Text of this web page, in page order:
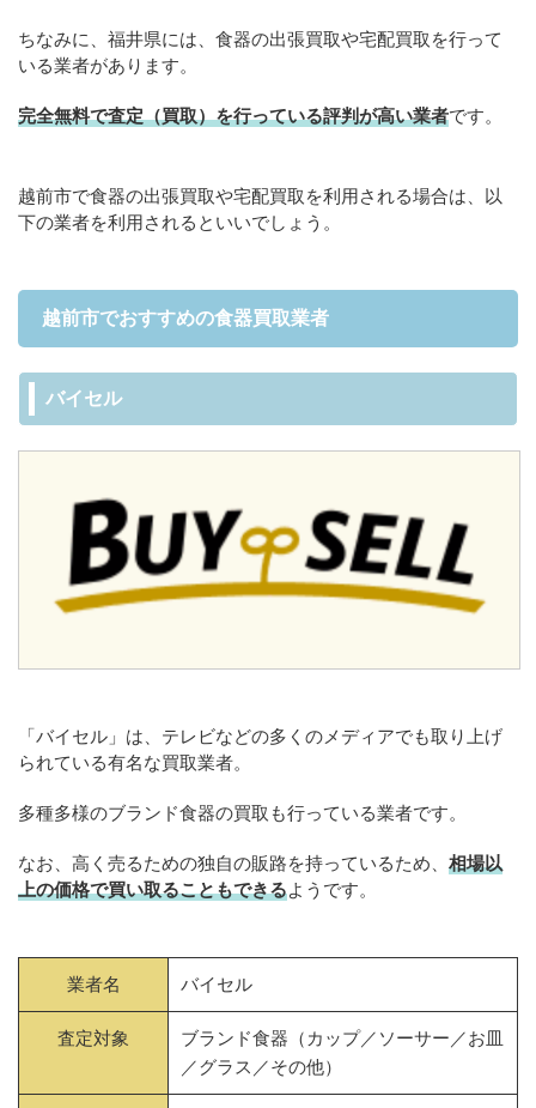
ちなみに、福井県には、食器の出張買取や宅配買取を行って
いる業者があります。
完全無料で査定（買取）を行っている評判が高い業者です。
越前市で食器の出張買取や宅配買取を利用される場合は、以
下の業者を利用されるといいでしょう。
越前市でおすすめの食器買取業者
バイセル
「バイセル」は、テレビなどの多くのメディアでも取り上げ
られている有名な買取業者。
多種多様のブランド食器の買取も行っている業者です。
なお、高く売るための独自の販路を持っているため、 相場以
上の価格で買い取ることもできるようです。
業者名 バイセル
査定対象
ブランド食器（カップ／ソーサー／お皿
／グラス／その他）